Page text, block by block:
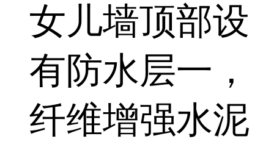
女儿墙顶部设
有防水层一，
纤维增强水泥